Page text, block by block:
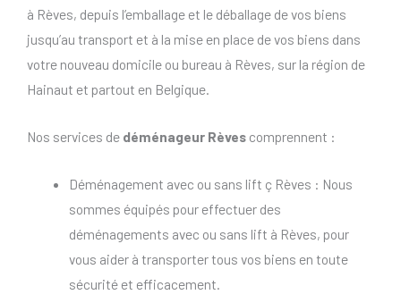
à Rèves, depuis l’emballage et le déballage de vos biens
jusqu’au transport et à la mise en place de vos biens dans
votre nouveau domicile ou bureau à Rèves, sur la région de
Hainaut et partout en Belgique.
Nos services de déménageur Rèves comprennent :
Déménagement avec ou sans lift ç Rèves : Nous
sommes équipés pour effectuer des
déménagements avec ou sans lift à Rèves, pour
vous aider à transporter tous vos biens en toute
sécurité et efficacement.